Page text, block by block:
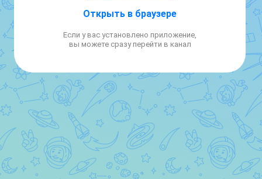
огромным удовольствием передал свои
Николаевичу.
малой родине. Игорь Николаевич — не
профессиональный художник. Кисти взял в
руки только на пенсии и начал
воспроизводить на холстах живописную
природу Курской земли, рабочий посёлок, в
котором жил, храмы. Каждая картина будто
машина времени отправляет в прошлое и
показывает жизнь довоенной курской
глубинки.
Открыть в браузере
Если у вас установлено приложение,
вы можете сразу перейти в канал